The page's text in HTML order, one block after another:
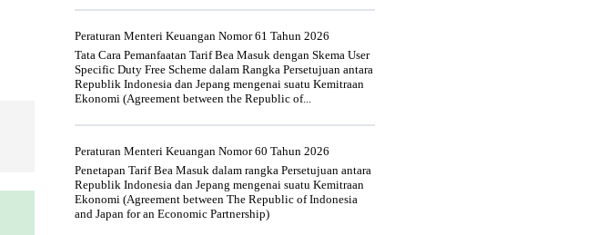
Peraturan Menteri Keuangan Nomor 61 Tahun 2026
Tata Cara Pemanfaatan Tarif Bea Masuk dengan Skema User
Specific Duty Free Scheme dalam Rangka Persetujuan antara
Republik Indonesia dan Jepang mengenai suatu Kemitraan
Ekonomi (Agreement between the Republic of...
Peraturan Menteri Keuangan Nomor 60 Tahun 2026
Penetapan Tarif Bea Masuk dalam rangka Persetujuan antara
Republik Indonesia dan Jepang mengenai suatu Kemitraan
Ekonomi (Agreement between The Republic of Indonesia
and Japan for an Economic Partnership)